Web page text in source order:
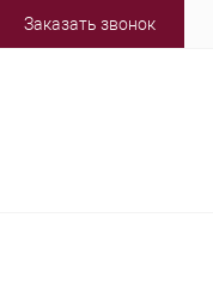
Заказать звонок